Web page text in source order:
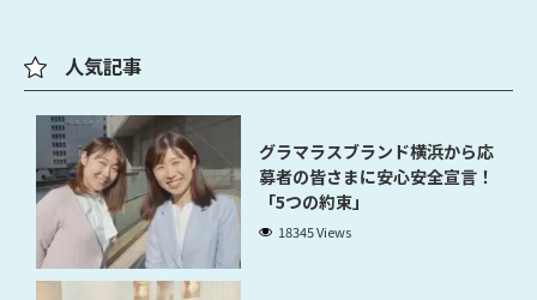
人気記事
グラマラスブランド横浜から応
募者の皆さまに安心安全宣言！
「5つの約束」
18345 Views